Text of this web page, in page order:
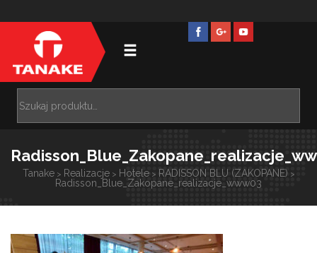
Tanake> Realizacje> Hotele> RADISSON BLU (ZAKOPANE) >
Radisson_Blue_Zakopane_realizacje_www03